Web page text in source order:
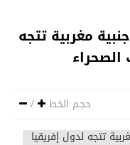
مغربية تتجه
حجم الخط /